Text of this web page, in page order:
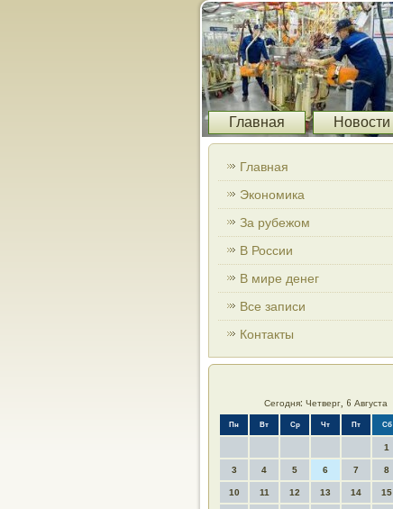
Главная Новости
Главная
Экономика
За рубежом
В России
В мире денег
Все записи
Контакты
Сегодня: Четверг, 6 Августа
Пн Вт Ср Чт Пт Сб
1
3 4 5 6 7 8
10 11 12 13 14 15